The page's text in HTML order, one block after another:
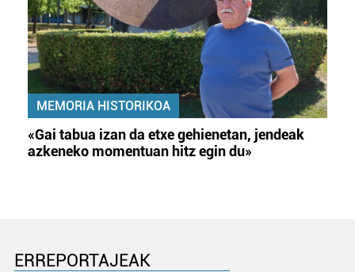
MEMORIA HISTORIKOA
«Gai tabua izan da etxe gehienetan, jendeak
azkeneko momentuan hitz egin du»
ERREPORTAJEAK